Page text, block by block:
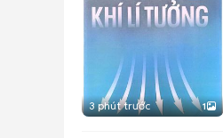
3 phút trước 1